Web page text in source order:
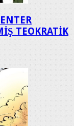
TEOKRATİK